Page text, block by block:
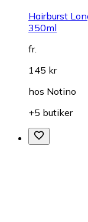
Hairburst
350ml
fr.
145 kr
hos Notino
+5 butiker